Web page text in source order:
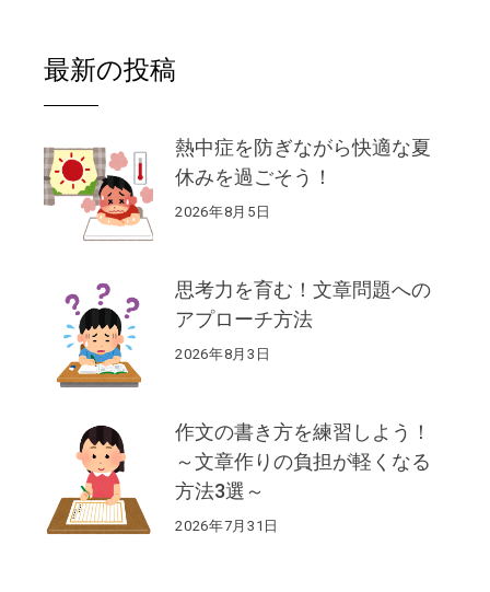
最新の投稿
熱中症を防ぎながら快適な夏
休みを過ごそう！
2026年8月5日
思考力を育む！文章問題への
アプローチ方法
2026年8月3日
作文の書き方を練習しよう！
～文章作りの負担が軽くなる
方法3選～
2026年7月31日